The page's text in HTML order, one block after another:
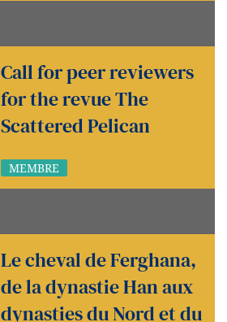
Call for peer reviewers
for the revue The
Scattered Pelican
MEMBRE
Le cheval de Ferghana,
de la dynastie Han aux
dynasties du Nord et du